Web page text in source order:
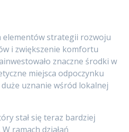
elementów strategii rozwoju
i zwiększenie komfortu
znaczne środki w
miejsca odpoczynku
uznanie wśród lokalnej
stał się teraz bardziej
ramach działań